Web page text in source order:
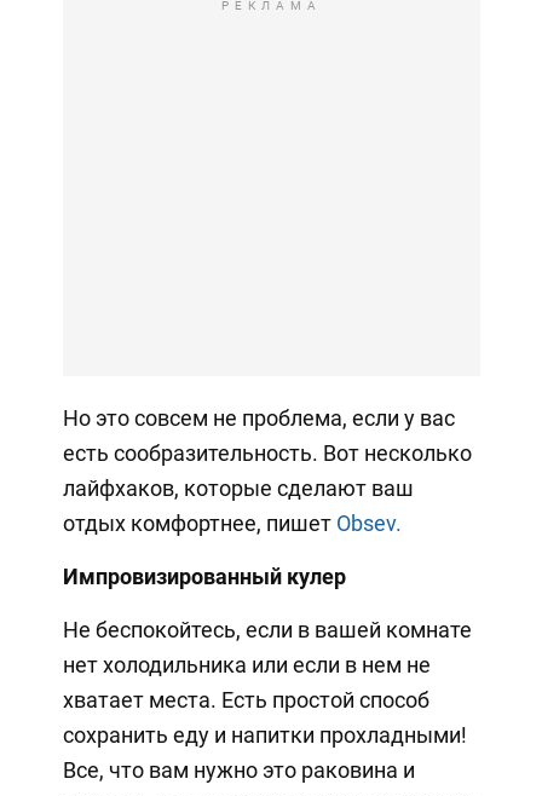
РЕКЛАМА
Но это совсем не проблема, если у вас
есть сообразительность. Вот несколько
лайфхаков, которые сделают ваш
отдых комфортнее, пишет Obsev.
Импровизированный кулер
Не беспокойтесь, если в вашей комнате
нет холодильника или если в нем не
хватает места. Есть простой способ
сохранить еду и напитки прохладными!
Все, что вам нужно это раковина и